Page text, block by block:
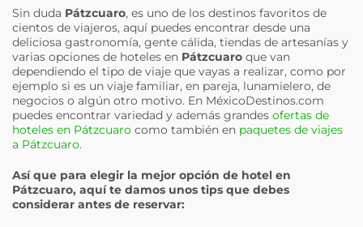
Sin duda Pátzcuaro, es uno de los destinos favoritos de
cientos de viajeros, aquí puedes encontrar desde una
deliciosa gastronomía, gente cálida, tiendas de artesanías y
varias opciones de hoteles en Pátzcuaro que van
dependiendo el tipo de viaje que vayas a realizar, como por
ejemplo si es un viaje familiar, en pareja, lunamielero, de
negocios o algún otro motivo. En MéxicoDestinos.com
puedes encontrar variedad y además grandes ofertas de
hoteles en Pátzcuaro como también en paquetes de viajes
a Pátzcuaro.
Así que para elegir la mejor opción de hotel en
Pátzcuaro, aquí te damos unos tips que debes
considerar antes de reservar: